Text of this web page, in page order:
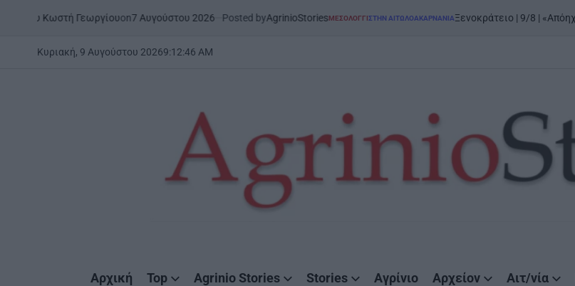
Γεωργίουon7 Αυγούστου 2026 Posted by AgrinioStoriesPOSTED
ΜΕΣΟΛΌΓΓΙΣΤΗΝ ΑΙΤΩΛΟΑΚΑΡΝΑΝΊΑΞενοκράτειο | 9/8 | «Απόηχοι της
Κυριακή, 9 Αυγούστου 20269:12:47 AM
Αρχική Top Agrinio Stories Stories Αγρίνιο Αρχείον Αιτ/νία